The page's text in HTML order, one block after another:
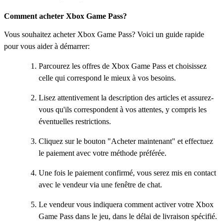
Comment acheter Xbox Game Pass?
Vous souhaitez acheter Xbox Game Pass? Voici un guide rapide
pour vous aider à démarrer:
Parcourez les offres de Xbox Game Pass et choisissez
celle qui correspond le mieux à vos besoins.
Lisez attentivement la description des articles et assurez-
vous qu'ils correspondent à vos attentes, y compris les
éventuelles restrictions.
Cliquez sur le bouton "Acheter maintenant" et effectuez
le paiement avec votre méthode préférée.
Une fois le paiement confirmé, vous serez mis en contact
avec le vendeur via une fenêtre de chat.
Le vendeur vous indiquera comment activer votre Xbox
Game Pass dans le jeu, dans le délai de livraison spécifié.